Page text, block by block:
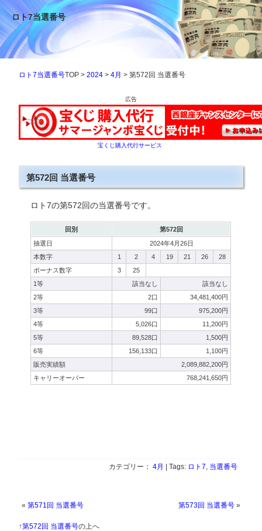
ロト7当選番号
ロト7当選番号TOP >2024 >4月 > 第572回 当選番号
広告
宝くじ購入代行サービス
第572回 当選番号
ロト7の第572回の当選番号です。
回別
第572回
抽選日
2024年4月26日
本数字
1 2 4 19 21 26
28
ボーナス数字
3
25
1等
該当なし
該当なし
2等
2口
34,481,400円
3等
99口
975,200円
4等
5,026口
11,200円
5等
89,528口
1,500円
6等
156,133口
1,100円
販売実績額
2,089,882,200円
キャリーオーバー
768,241,650円
カテゴリー： 4月 | Tags: ロト7 当選番号
«第571回 当選番号 第573回 当選番号»
↑第572回 当選番号の上へ